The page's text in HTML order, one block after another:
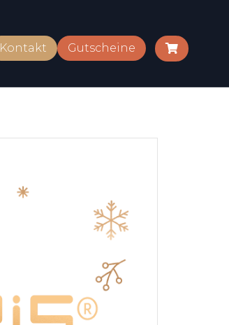
Kontakt Gutscheine